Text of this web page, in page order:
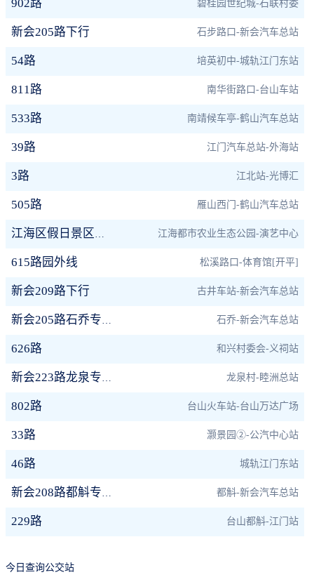
902路 碧桂园世纪城-石联村委
新会205路下行 石步路口-新会汽车总站
54路 培英初中-城轨江门东站
811路 南华街路口-台山车站
533路 南靖候车亭-鹤山汽车总站
39路 江门汽车总站-外海站
3路 江北站-光博汇
505路 雁山西门-鹤山汽车总站
江海区假日景区专线 江海都市农业生态公园-演艺中心
615路园外线 松溪路口-体育馆[开平]
新会209路下行 古井车站-新会汽车总站
新会205路石乔专线下行 石乔-新会汽车总站
626路 和兴村委会-义祠站
新会223路龙泉专线下行 龙泉村-睦洲总站
802路 台山火车站-台山万达广场
33路 灏景园②-公汽中心站
46路 城轨江门东站
新会208路都斛专线下行 都斛-新会汽车总站
229路 台山都斛-江门站
今日查询公交站